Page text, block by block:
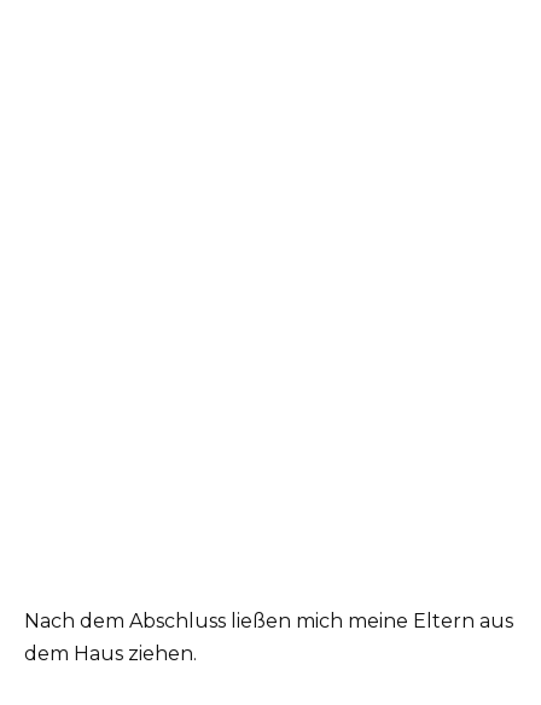
Nach dem Abschluss ließen mich meine Eltern aus
dem Haus ziehen.